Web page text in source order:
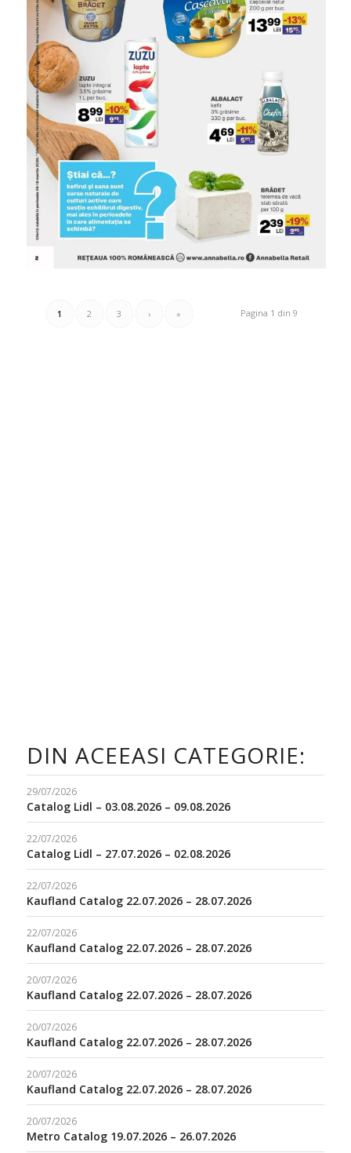
Pagina 1 din 9
1 2 3 › »
DIN ACEEASI CATEGORIE:
29/07/2026
Catalog Lidl – 03.08.2026 – 09.08.2026
22/07/2026
Catalog Lidl – 27.07.2026 – 02.08.2026
22/07/2026
Kaufland Catalog 22.07.2026 – 28.07.2026
22/07/2026
Kaufland Catalog 22.07.2026 – 28.07.2026
20/07/2026
Kaufland Catalog 22.07.2026 – 28.07.2026
20/07/2026
Kaufland Catalog 22.07.2026 – 28.07.2026
20/07/2026
Kaufland Catalog 22.07.2026 – 28.07.2026
20/07/2026
Metro Catalog 19.07.2026 – 26.07.2026